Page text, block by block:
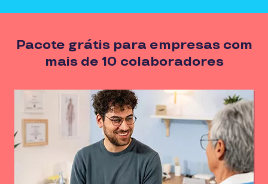
Pacote grátis para empresas com
mais de 10 colaboradores